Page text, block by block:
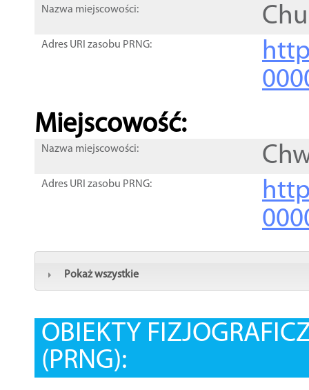
Nazwa miejscowości:
Adres URI zasobu PRNG:
Miejscowość:
Nazwa miejscowości:
Adres URI zasobu PRNG:
Pokaż wszystkie
OBIEKTY
(PRNG):